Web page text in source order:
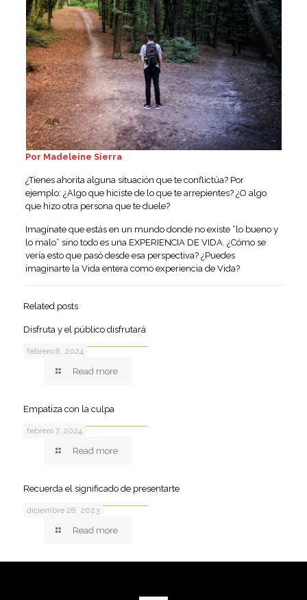
Por Madeleine Sierra
¿Tienes ahorita alguna situación que te conflictúa? Por
ejemplo: ¿Algo que hiciste de lo que te arrepientes? ¿O algo
que hizo otra persona que te duele?
Imagínate que estás en un mundo donde no existe “lo bueno y
lo malo” sino todo es una EXPERIENCIA DE VIDA. ¿Cómo se
vería esto que pasó desde esa perspectiva? ¿Puedes
imaginarte la Vida entera como experiencia de Vida?
Related posts
febrero 8, 2024
Disfruta y el público disfrutará
Read more
febrero 7, 2024
Empatiza con la culpa
Read more
diciembre 28, 2023
Recuerda el significado de presentarte
Read more